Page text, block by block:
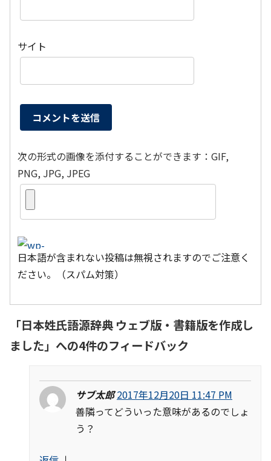
サイト
次の形式の画像を添付することができます：GIF,
PNG, JPG, JPEG
日本語が含まれない投稿は無視されますのでご注意く
ださい。（スパム対策）
「日本姓氏語源辞典 ウェブ版・書籍版を作成し
ました」への4件のフィードバック
サブ太郎 2017年12月20日 11:47 PM
善隣ってどういった意味があるのでしょ
う？